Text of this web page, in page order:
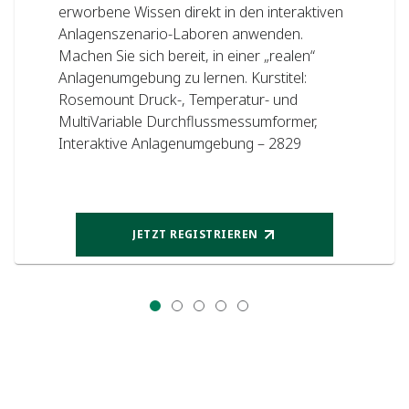
erworbene Wissen direkt in den interaktiven
Anlagenszenario-Laboren anwenden.
Machen Sie sich bereit, in einer „realen“
Anlagenumgebung zu lernen. Kurstitel:
Rosemount Druck-, Temperatur- und
MultiVariable Durchflussmessumformer,
Interaktive Anlagenumgebung – 2829
JETZT REGISTRIEREN